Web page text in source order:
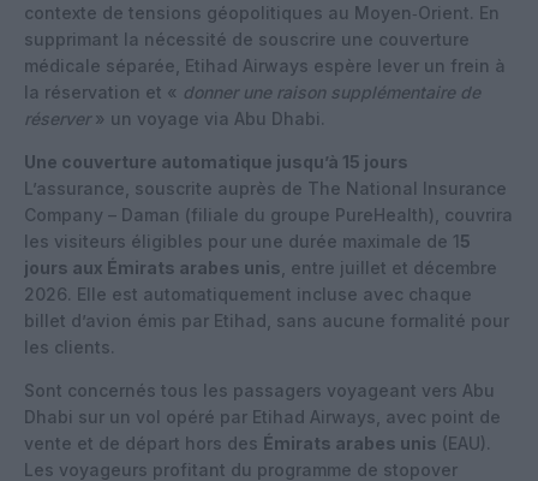
contexte de tensions géopolitiques au Moyen‑Orient. En
supprimant la nécessité de souscrire une couverture
médicale séparée, Etihad Airways espère lever un frein à
la réservation et « donner une raison supplémentaire de
réserver» un voyage via Abu Dhabi.
Une couverture automatique jusqu’à 15 jours
L’assurance, souscrite auprès de The National Insurance
Company – Daman (filiale du groupe PureHealth), couvrira
les visiteurs éligibles pour une durée maximale de 15
jours aux Émirats arabes unis , entre juillet et décembre
2026. Elle est automatiquement incluse avec chaque
billet d’avion émis par Etihad, sans aucune formalité pour
les clients.
Sont concernés tous les passagers voyageant vers Abu
Dhabi sur un vol opéré par Etihad Airways, avec point de
vente et de départ hors des Émirats arabes unis (EAU).
Les voyageurs profitant du programme de stopover